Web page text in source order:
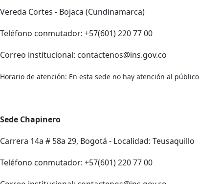
Vereda Cortes - Bojaca (Cundinamarca)
Teléfono conmutador: +57(601) 220 77 00
Correo institucional: contactenos@ins.gov.co
Horario de atención: En esta sede no hay atención al público
Sede Chapinero
Carrera 14a # 58a 29, Bogotá - Localidad: Teusaquillo
Teléfono conmutador: +57(601) 220 77 00